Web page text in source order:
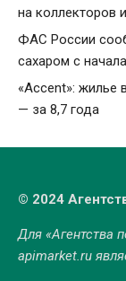
на коллекторов
ФАС России
сахаром с
«Accent»: жилье
— за 8,7 года
© 2024
Для «Агентства
apimarket.ru